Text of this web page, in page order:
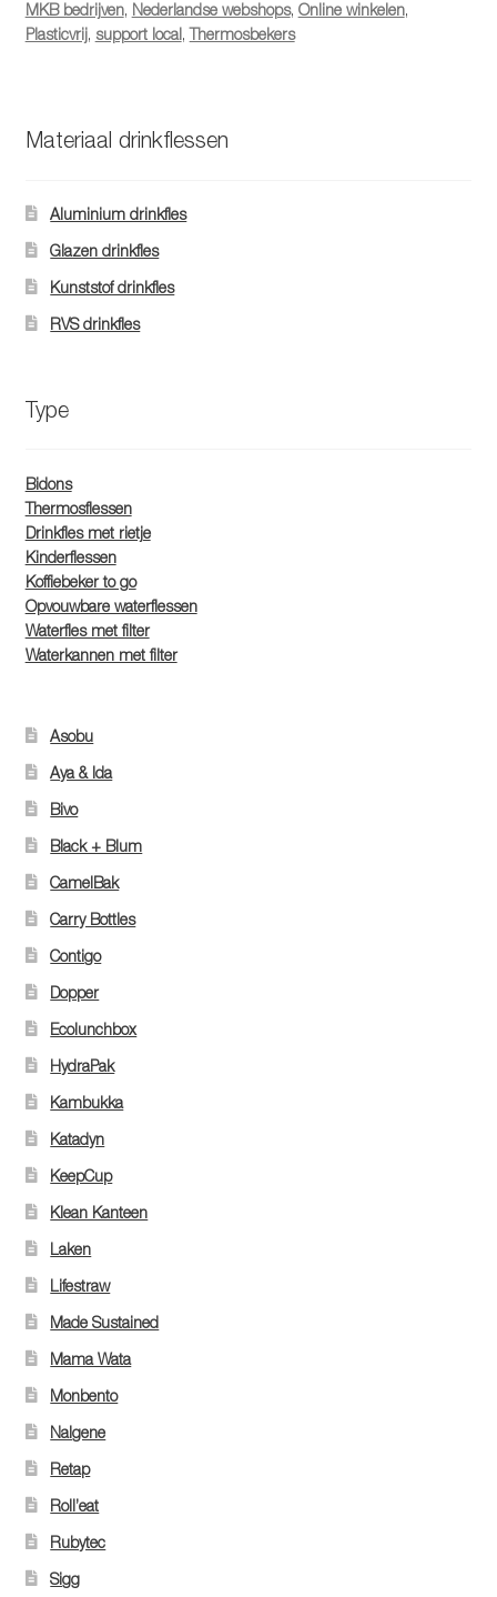
MKB bedrijven, Nederlandse webshops, Online winkelen,
Plasticvrij, support local,Thermosbekers
Materiaal drinkflessen
Aluminium drinkfles
Glazen drinkfles
Kunststof drinkfles
RVS drinkfles
Type
Bidons
Thermosflessen
Drinkfles met rietje
Kinderflessen
Koffiebeker to go
Opvouwbare waterflessen
Waterfles met filter
Waterkannen met filter
Asobu
Aya & Ida
Bivo
Black + Blum
CamelBak
Carry Bottles
Contigo
Dopper
Ecolunchbox
HydraPak
Kambukka
Katadyn
KeepCup
Klean Kanteen
Laken
Lifestraw
Made Sustained
Mama Wata
Monbento
Nalgene
Retap
Roll’eat
Rubytec
Sigg